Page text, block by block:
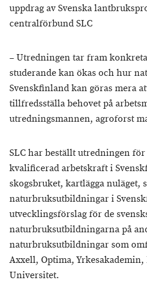
uppdrag av Svenska
centralförbund SLC
– Utredningen tar fram
studerande kan ökas och hur
Svenskfinland kan göras mera
tillfredsställa behovet på
utredningsmannen, agroforst
SLC har beställt utredningen
kvalificerad arbetskraft i
skogsbruket, kartlägga nuläget,
naturbruksutbildningar i
utvecklingsförslag för de
naturbruksutbildningarna på
naturbruksutbildningar som
Axxell, Optima,
Universitet.